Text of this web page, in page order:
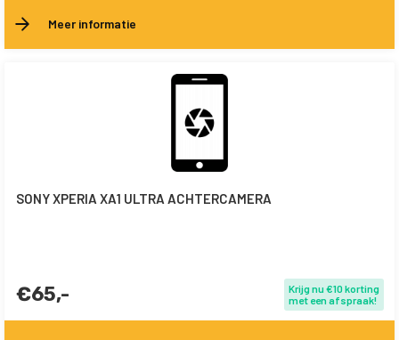
Meer informatie
SONY XPERIA XA1 ULTRA ACHTERCAMERA
€65,-
Krijg nu €10 korting
met een afspraak!